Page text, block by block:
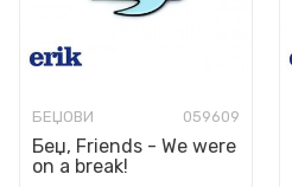
БЕЏОВИ 059609
Беџ, Friends - We were
on a break!